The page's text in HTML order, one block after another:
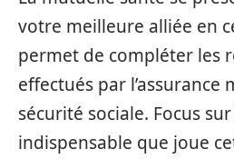
votre meilleure alliée en
permet de compléter les
effectués par l’assurance
sécurité sociale. Focus
indispensable que joue